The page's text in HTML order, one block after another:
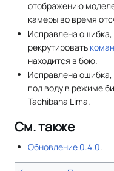
отображению
камеры во время
Исправлена
рекрутировать
находится в бою.
Исправлена
под воду в режиме
Tachibana Lima.
См. также
Обновление 0.4.0.